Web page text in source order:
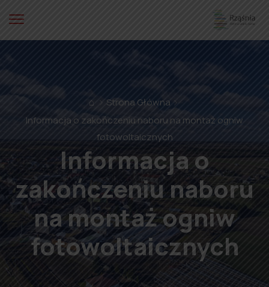
⌂
Strona Główna
Informacja o zakończeniu naboru na montaż ogniw
fotowoltaicznych
Informacja o
zakończeniu naboru
na montaż ogniw
fotowoltaicznych